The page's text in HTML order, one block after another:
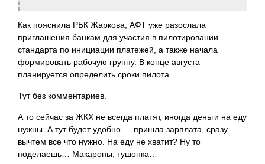
Как пояснила РБК Жаркова, АФТ уже разослала
приглашения банкам для участия в пилотировании
стандарта по инициации платежей, а также начала
формировать рабочую группу. В конце августа
планируется определить сроки пилота.
Тут без комментариев.
А то сейчас за ЖКХ не всегда платят, иногда деньги на еду
нужны. А тут будет удобно — пришла зарплата, сразу
вычтем все что нужно. На еду не хватит? Ну то
поделаешь… Макароны, тушонка…